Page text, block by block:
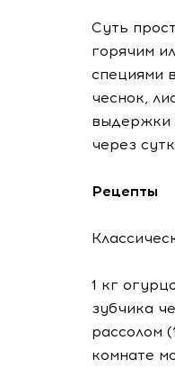
Суть
горячим
специями
чеснок,
выдержки
через
Рецепты
1 кг
зубчика
рассолом
комнате